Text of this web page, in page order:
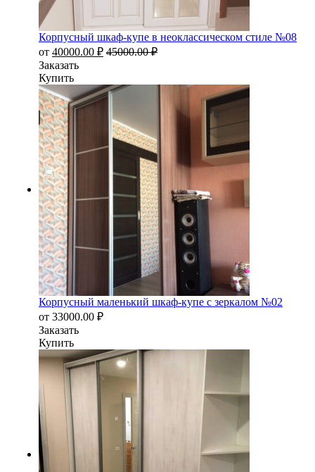
Корпусный шкаф-купе в неоклассическом стиле №08
от 40000.00 ₽ 45000.00₽
Заказать
Купить
Корпусный маленький шкаф-купе с зеркалом №02
от 33000.00 ₽
Заказать
Купить